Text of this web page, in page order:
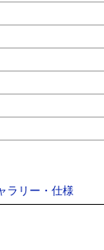
ラリー・仕様